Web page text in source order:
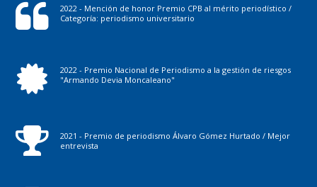
2022 - Mención de honor Premio CPB al mérito periodístico /
Categoría: periodismo universitario
2022 - Premio Nacional de Periodismo a la gestión de riesgos
"Armando Devia Moncaleano"
2021 - Premio de periodismo Álvaro Gómez Hurtado / Mejor
entrevista